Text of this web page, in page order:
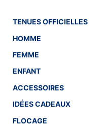
TENUES OFFICIELLES
HOMME
FEMME
ENFANT
ACCESSOIRES
IDÉES CADEAUX
FLOCAGE